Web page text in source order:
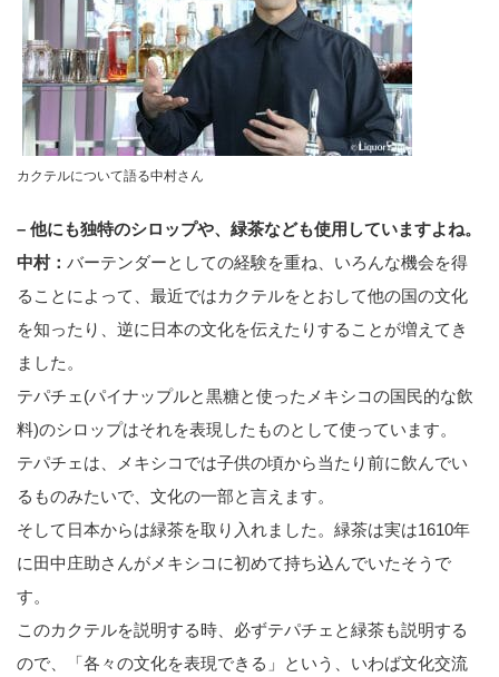
カクテルについて語る中村さん
– 他にも独特のシロップや、緑茶なども使用していますよね。
中村： バーテンダーとしての経験を重ね、いろんな機会を得
ることによって、最近ではカクテルをとおして他の国の文化
を知ったり、逆に日本の文化を伝えたりすることが増えてき
ました。
テパチェ(パイナップルと黒糖と使ったメキシコの国民的な飲
料)のシロップはそれを表現したものとして使っています。
テパチェは、メキシコでは子供の頃から当たり前に飲んでい
るものみたいで、文化の一部と言えます。
そして日本からは緑茶を取り入れました。緑茶は実は1610年
に田中庄助さんがメキシコに初めて持ち込んでいたそうで
す。
このカクテルを説明する時、必ずテパチェと緑茶も説明する
ので、「各々の文化を表現できる」という、いわば文化交流